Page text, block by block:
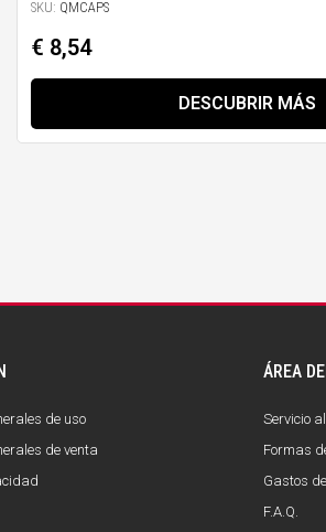
SKU: QMCAPS
€ 8,54
DESCUBRIR MÁS
de uso
de venta
ÁREA
Servicio
Formas
Gastos
F.A.Q.